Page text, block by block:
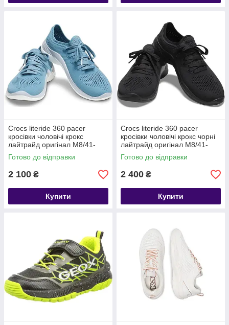
Crocs literide 360 pacer
кросівки чоловічі крокс
лайтрайд оригінал М8/41-
42/27см.
Готово до відправки
2 100 ₴
Купити
Crocs literide 360 pacer
кросівки чоловічі крокс чорні
лайтрайд оригінал М8/41-
42/27см.
Готово до відправки
2 400 ₴
Купити